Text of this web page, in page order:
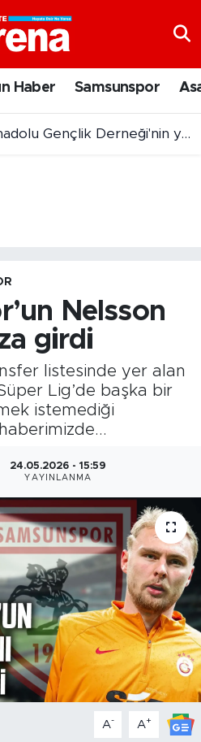
Haber Samsunspor
Derneği'nin yeni hizmet binası açıldı
Nelsson
girdi
listesinde yer alan
Lig’de başka bir
istemediği
24.05.2026 - 15:59
YAYINLANMA
A- A+
ve Fikstür